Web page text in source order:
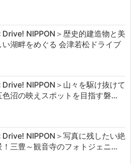
Drive! NIPPON＞歴史的建造物と美
い湖畔をめぐる 会津若松ドライブ
Drive! NIPPON＞山々を駆け抜けて
色沼の映えスポットを目指す磐…
Drive! NIPPON＞写真に残したい絶
！三豊～観音寺のフォトジェニ…